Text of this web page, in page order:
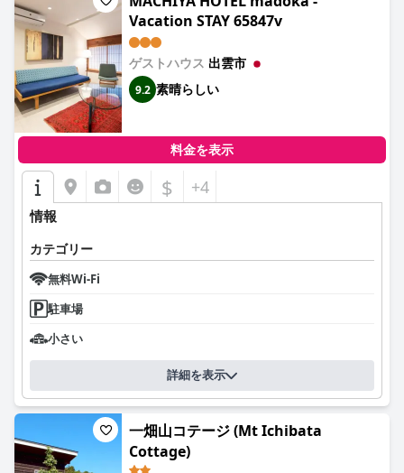
Vacation STAY 65847v
ゲストハウス 出雲市
9.2 素晴らしい
料金を表示
$ +4
情報
カテゴリー
無料Wi-Fi
駐車場
小さい
詳細を表示
一畑山コテージ (Mt Ichibata
Cottage)